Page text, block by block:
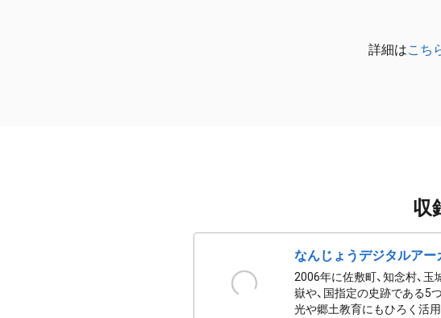
詳細はこち
収
なんじょうデジタルアー
2006年に佐敷町、知念村、
嶽や、国指定の史跡である5
光や郷土教育にもひろく活